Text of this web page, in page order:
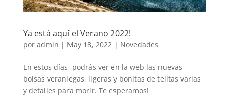
Ya está aquí el Verano 2022!
por admin | May 18, 2022 | Novedades
En estos días podrás ver en la web las nuevas
bolsas veraniegas, ligeras y bonitas de telitas varias
y detalles para morir. Te esperamos!